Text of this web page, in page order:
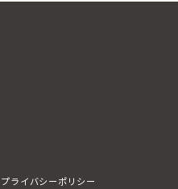
プライバシーポリシー